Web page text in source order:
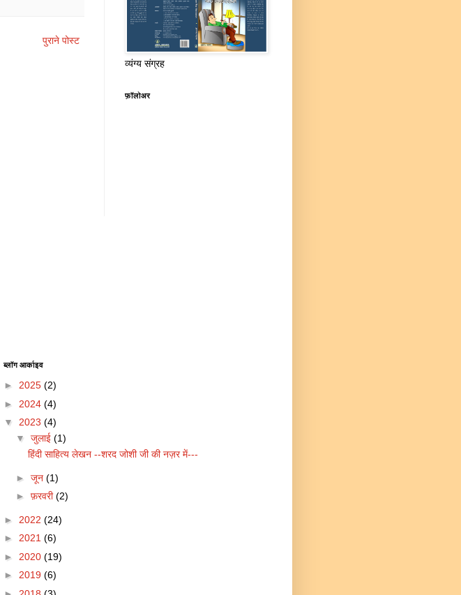
पुराने पोस्ट
व्यंग्य संग्रह
फ़ॉलोअर
ब्लॉग आर्काइव
► 2025 (2)
► 2024 (4)
▼ 2023 (4)
▼ जुलाई (1)
हिंदी साहित्य लेखन --शरद जोशी जी की नज़र में---
► जून (1)
► फ़रवरी(2)
► 2022 (24)
► 2021 (6)
► 2020 (19)
► 2019 (6)